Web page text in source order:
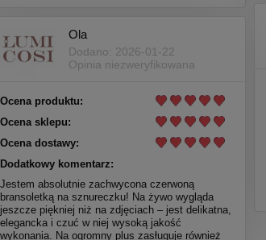
Ola
Dodano: 2026-01-22
Opinia niezweryfikowana
Ocena produktu:
Ocena sklepu:
Ocena dostawy:
Dodatkowy komentarz:
Jestem absolutnie zachwycona czerwoną
bransoletką na sznureczku! Na żywo wygląda
jeszcze piękniej niż na zdjęciach – jest delikatna,
elegancka i czuć w niej wysoką jakość
wykonania. Na ogromny plus zasługuje również